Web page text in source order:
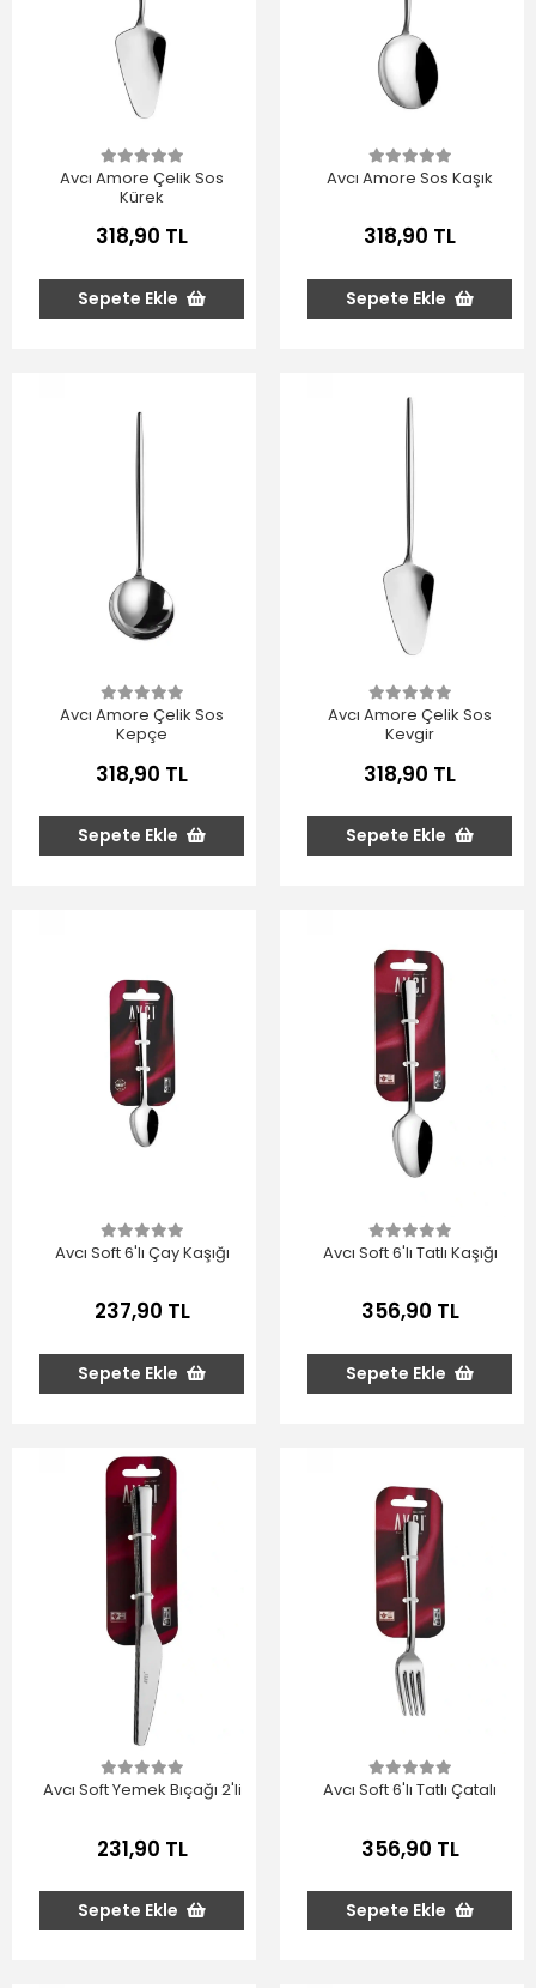
Avcı Amore Çelik Sos
Kürek
318,90 TL
Sepete Ekle
Avcı Amore Sos Kaşık
318,90 TL
Sepete Ekle
Avcı Amore Çelik Sos
Kepçe
318,90 TL
Sepete Ekle
Avcı Amore Çelik Sos
Kevgir
318,90 TL
Sepete Ekle
Avcı Soft 6'lı Çay Kaşığı
237,90 TL
Sepete Ekle
Avcı Soft 6'lı Tatlı Kaşığı
356,90 TL
Sepete Ekle
Avcı Soft Yemek Bıçağı 2'li
231,90 TL
Sepete Ekle
Avcı Soft 6'lı Tatlı Çatalı
356,90 TL
Sepete Ekle